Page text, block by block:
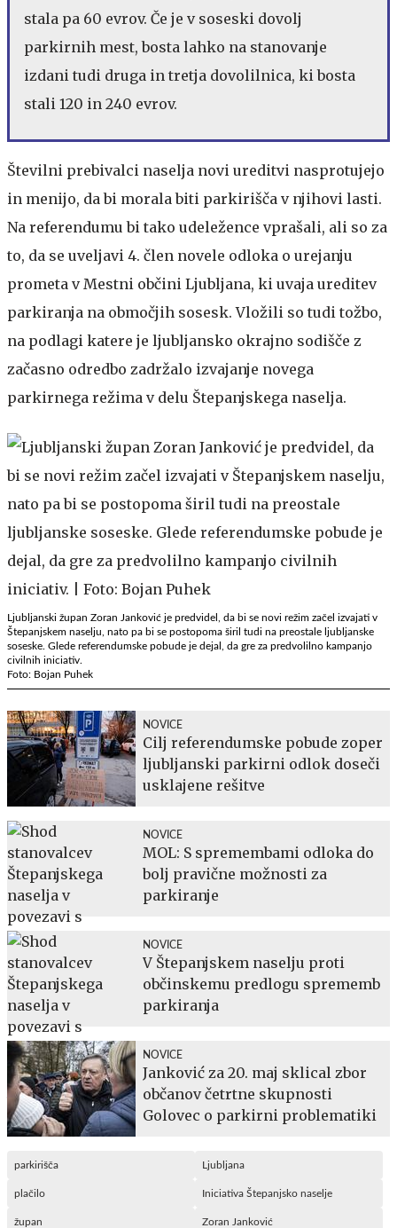
stala pa 60 evrov. Če je v soseski dovolj
parkirnih mest, bosta lahko na stanovanje
izdani tudi druga in tretja dovolilnica, ki bosta
stali 120 in 240 evrov.
Številni prebivalci naselja novi ureditvi nasprotujejo
in menijo, da bi morala biti parkirišča v njihovi lasti.
Na referendumu bi tako udeležence vprašali, ali so za
to, da se uveljavi 4. člen novele odloka o urejanju
prometa v Mestni občini Ljubljana, ki uvaja ureditev
parkiranja na območjih sosesk. Vložili so tudi tožbo,
na podlagi katere je ljubljansko okrajno sodišče z
začasno odredbo zadržalo izvajanje novega
parkirnega režima v delu Štepanjskega naselja.
Ljubljanski župan Zoran Janković je predvidel, da bi se novi režim začel izvajati v
Štepanjskem naselju, nato pa bi se postopoma širil tudi na preostale ljubljanske
soseske. Glede referendumske pobude je dejal, da gre za predvolilno kampanjo
civilnih iniciativ.
Foto: Bojan Puhek
NOVICE
Cilj referendumske pobude zoper
ljubljanski parkirni odlok doseči
usklajene rešitve
NOVICE
MOL: S spremembami odloka do
bolj pravične možnosti za
parkiranje
NOVICE
V Štepanjskem naselju proti
občinskemu predlogu sprememb
parkiranja
NOVICE
Janković za 20. maj sklical zbor
občanov četrtne skupnosti
Golovec o parkirni problematiki
parkirišča Ljubljana
plačilo Iniciativa Štepanjsko naselje
župan Zoran Janković